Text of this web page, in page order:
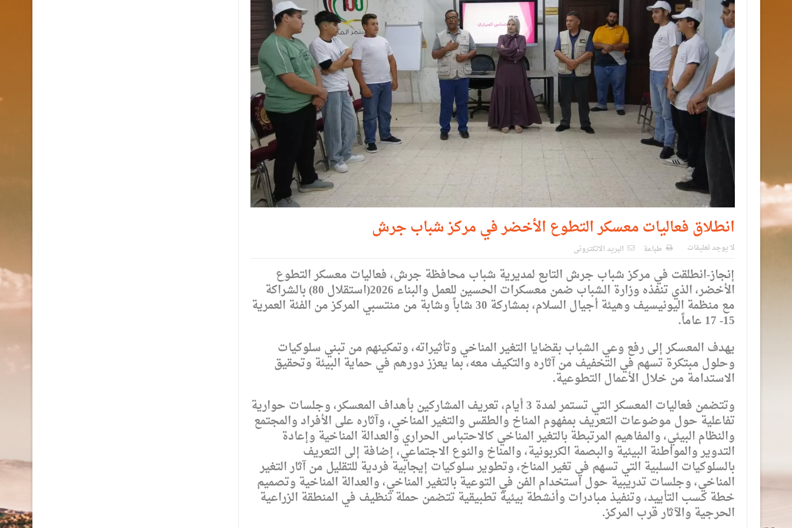
انطلاق فعاليات معسكر التطوع الأخضر في مركز شباب جرش
لا يوجد تعليقات طباعة البريد الالكترونى
إنجاز-انطلقت في مركز شباب جرش التابع لمديرية شباب محافظة جرش، فعاليات معسكر التطوع
الأخضر، الذي تنفذه وزارة الشباب ضمن معسكرات الحسين للعمل والبناء 2026(استقلال 80) بالشراكة
مع منظمة اليونيسيف وهيئة أجيال السلام، بمشاركة 30 شاباً وشابة من منتسبي المركز من الفئة العمرية
15- 17 عاماً.
يهدف المعسكر إلى رفع وعي الشباب بقضايا التغير المناخي وتأثيراته، وتمكينهم من تبني سلوكيات
وحلول مبتكرة تسهم في التخفيف من آثاره والتكيف معه، بما يعزز دورهم في حماية البيئة وتحقيق
الاستدامة من خلال الأعمال التطوعية.
وتتضمن فعاليات المعسكر التي تستمر لمدة 3 أيام، تعريف المشاركين بأهداف المعسكر، وجلسات حوارية
تفاعلية حول موضوعات التعريف بمفهوم المناخ والطقس والتغير المناخي، وآثاره على الأفراد والمجتمع
والنظام البيئي، والمفاهيم المرتبطة بالتغير المناخي كالاحتباس الحراري والعدالة المناخية وإعادة
التدوير والمواطنة البيئية والبصمة الكربونية، والمناخ والنوع الاجتماعي، إضافة إلى التعريف
بالسلوكيات السلبية التي تسهم في تغير المناخ، وتطوير سلوكيات إيجابية فردية للتقليل من آثار التغير
المناخي، وجلسات تدريبية حول استخدام الفن في التوعية بالتغير المناخي، والعدالة المناخية وتصميم
خطة كسب التأييد، وتنفيذ مبادرات وأنشطة بيئية تطبيقية تتضمن حملة تنظيف في المنطقة الزراعية
الحرجية والآثار قرب المركز.